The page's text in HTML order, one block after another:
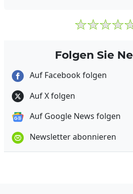
Folgen Sie
Auf Facebook folgen
Auf X folgen
Auf Google News folgen
Newsletter abonnieren